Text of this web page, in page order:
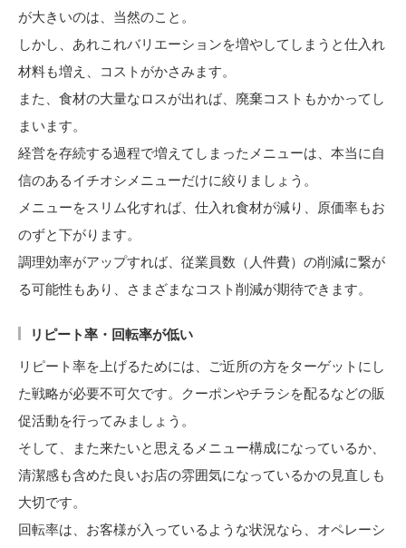
が大きいのは、当然のこと。
しかし、あれこれバリエーションを増やしてしまうと仕入れ
材料も増え、コストがかさみます。
また、食材の大量なロスが出れば、廃棄コストもかかってし
まいます。
経営を存続する過程で増えてしまったメニューは、本当に自
信のあるイチオシメニューだけに絞りましょう。
メニューをスリム化すれば、仕入れ食材が減り、原価率もお
のずと下がります。
調理効率がアップすれば、従業員数（人件費）の削減に繋が
る可能性もあり、さまざまなコスト削減が期待できます。
リピート率・回転率が低い
リピート率を上げるためには、ご近所の方をターゲットにし
た戦略が必要不可欠です。クーポンやチラシを配るなどの販
促活動を行ってみましょう。
そして、また来たいと思えるメニュー構成になっているか、
清潔感も含めた良いお店の雰囲気になっているかの見直しも
大切です。
回転率は、お客様が入っているような状況なら、オペレーシ